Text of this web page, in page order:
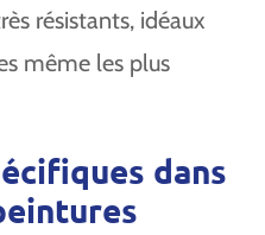
résistants, idéaux
même les plus
dans